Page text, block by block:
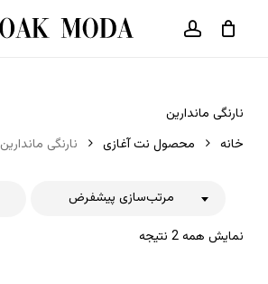
حساب کاربری
سبد خرید
نارنگی ماندارین
خانه
محصول نت آغازی نارنگی ماندارین
نمایش همه 2 نتیجه
مرتب‌سازی پیشفرض
بستن